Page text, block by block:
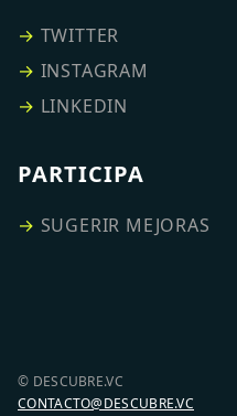
→ TWITTER
→ INSTAGRAM
→ LINKEDIN
PARTICIPA
→ SUGERIR MEJORAS
© DESCUBRE.VC
CONTACTO@DESCUBRE.VC